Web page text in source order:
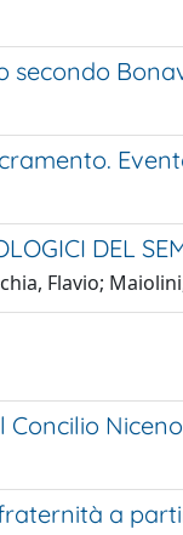
secondo
DEL
Flavio;
a